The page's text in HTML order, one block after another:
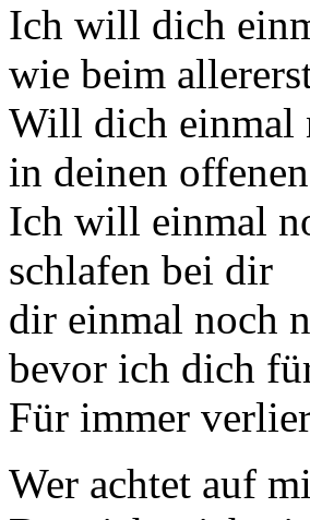
Ich will dich
wie beim
Will dich einmal
in deinen
Ich will einmal
schlafen bei dir
dir einmal noch
bevor ich dich
Für immer
Wer achtet auf